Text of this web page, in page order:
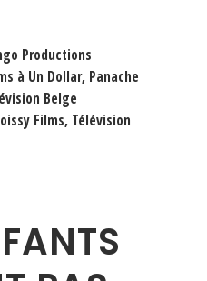
Productions
à Un Dollar, Panache
Belge
Films, Télévision